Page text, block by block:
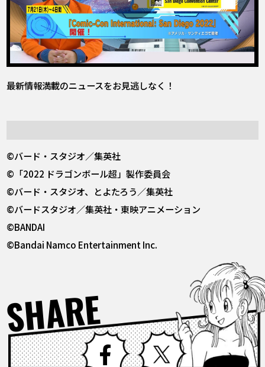
最新情報満載のニュースをお見逃しなく！
©バード・スタジオ／集英社
©「2022 ドラゴンボール超」製作委員会
©バード・スタジオ、とよたろう／集英社
©バードスタジオ／集英社・東映アニメーション
©BANDAI
©Bandai Namco Entertainment Inc.
SHARE Facebook X